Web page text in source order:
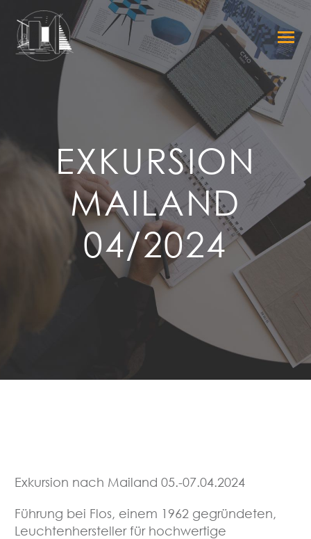
EXKURSION
MAILAND
04/2024
Exkursion nach Mailand 05.-07.04.2024
Führung bei Flos, einem 1962 gegründeten,
Leuchtenhersteller für hochwertige